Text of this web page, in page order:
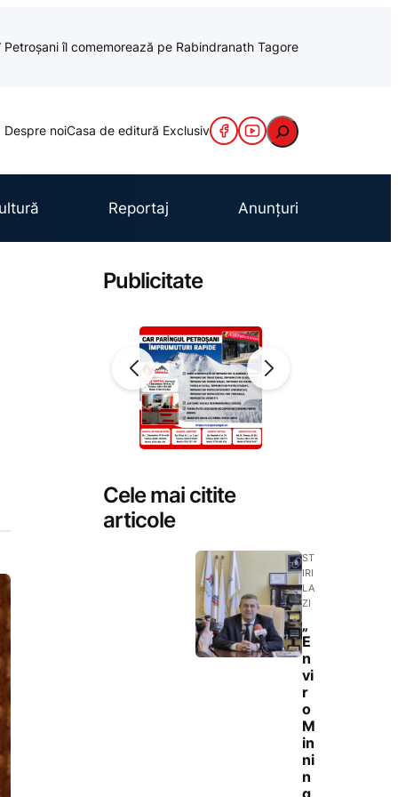
Petroșani îl comemorează pe Rabindranath Tagore
Despre noiCasa de editură Exclusiv Caută
Reportaj Anunțuri
Publicitate
Cele mai citite
articole
ST
IRI
LA
ZI
„
E
n
vi
r
o
M
in
ni
n
g